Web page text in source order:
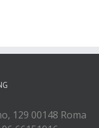
129 00148 Roma